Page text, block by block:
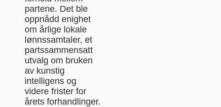
partene. Det ble
oppnådd enighet
om årlige lokale
lønnssamtaler, et
partssammensatt
utvalg om bruken
av kunstig
intelligens og
videre frister for
årets forhandlinger.